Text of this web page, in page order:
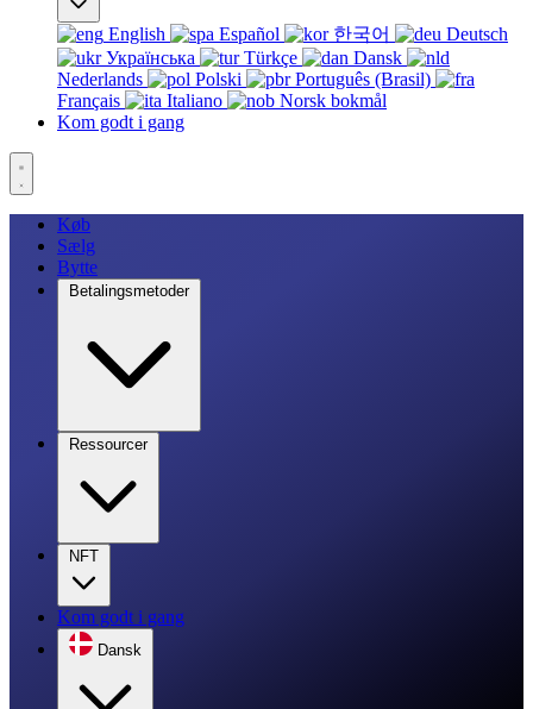
English Español 한국어
Deutsch
Українська
Türkçe
Dansk
Nederlands
Polski
Português (Brasil)
Français
Italiano
Norsk bokmål
Kom godt i gang
Køb
Sælg
Bytte
Betalingsmetoder
Ressourcer
NFT
Kom godt i gang
Dansk